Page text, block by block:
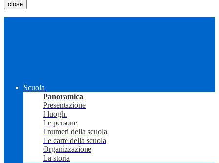
close
Scuola
Panoramica
Presentazione
I luoghi
Le persone
I numeri della scuola
Le carte della scuola
Organizzazione
La storia